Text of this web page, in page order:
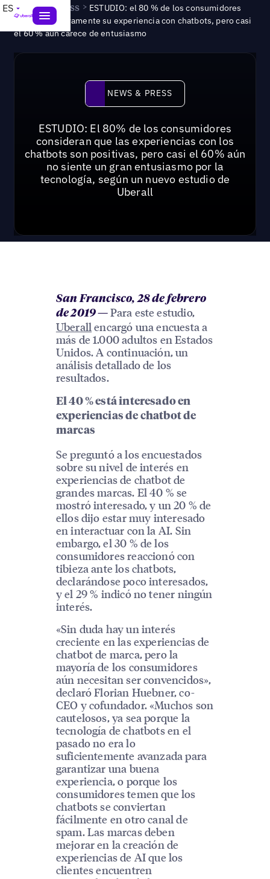
ES News & Press > ESTUDIO: el 80 % de los consumidores
valoran positivamente su experiencia con chatbots, pero casi
el 60 % aún carece de entusiasmo
News & Press
NEWS & PRESS
ESTUDIO: El 80% de los consumidores
consideran que las experiencias con los
chatbots son positivas, pero casi el 60% aún
no siente un gran entusiasmo por la
tecnología, según un nuevo estudio de
Uberall
San Francisco, 28 de febrero
de 2019— Para este estudio,
Uberall encargó una encuesta a
más de 1.000 adultos en Estados
Unidos. A continuación, un
análisis detallado de los
resultados.
El 40 % está interesado en
experiencias de chatbot de
marcas
Se preguntó a los encuestados
sobre su nivel de interés en
experiencias de chatbot de
grandes marcas. El 40 % se
mostró interesado, y un 20 % de
ellos dijo estar muy interesado
en interactuar con la AI. Sin
embargo, el 30 % de los
consumidores reaccionó con
tibieza ante los chatbots,
declarándose poco interesados,
y el 29 % indicó no tener ningún
interés.
«Sin duda hay un interés
creciente en las experiencias de
chatbot de marca, pero la
mayoría de los consumidores
aún necesitan ser convencidos»,
declaró Florian Huebner, co-
CEO y cofundador. «Muchos son
cautelosos, ya sea porque la
tecnología de chatbots en el
pasado no era lo
suficientemente avanzada para
garantizar una buena
experiencia, o porque los
consumidores temen que los
chatbots se conviertan
fácilmente en otro canal de
spam. Las marcas deben
mejorar en la creación de
experiencias de AI que los
clientes encuentren